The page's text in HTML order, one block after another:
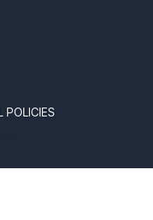
POLICIES